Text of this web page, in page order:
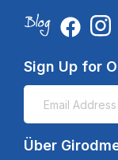
Sign Up for
Über